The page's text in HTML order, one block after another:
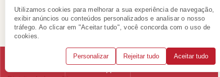
Mundo Asia Vietnã
Rua Ngoc Thuy 100B/293
Utilizamos cookies para melhorar a sua experiência de navegação,
exibir anúncios ou conteúdos personalizados e analisar o nosso
tráfego. Ao clicar em "Aceitar tudo", você concorda com o uso de
cookies.
Personalizar Rejeitar tudo Aceitar tudo